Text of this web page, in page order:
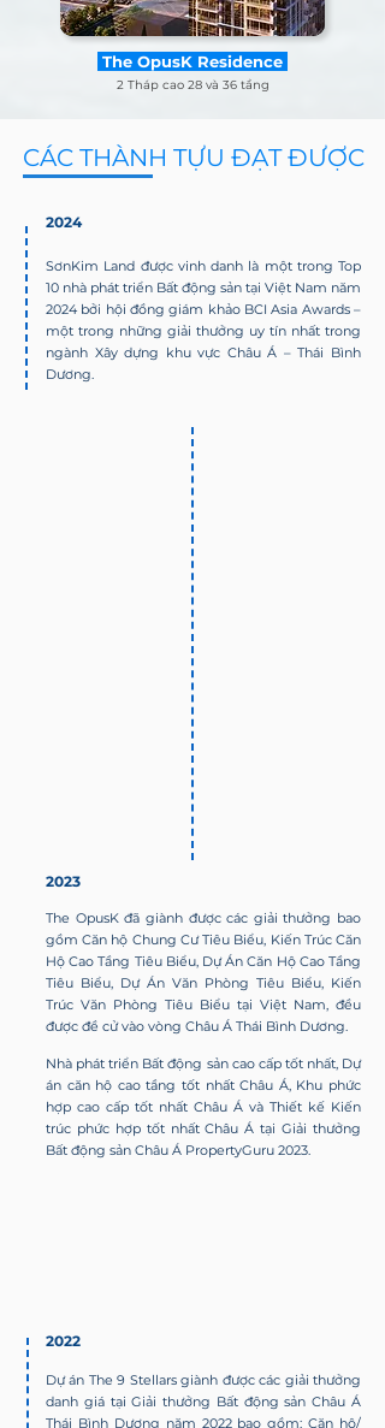
The OpusK Residence
2 Tháp cao 28 và 36 tầng
CÁC THÀNH TỰU ĐẠT ĐƯỢC
2024
SơnKim Land được vinh danh là một trong Top
10 nhà phát triển Bất động sản tại Việt Nam năm
2024 bởi hội đồng giám khảo BCI Asia Awards –
một trong những giải thưởng uy tín nhất trong
ngành Xây dựng khu vực Châu Á – Thái Bình
Dương.
2023
The OpusK đã giành được các giải thưởng bao
gồm Căn hộ Chung Cư Tiêu Biểu, Kiến Trúc Căn
Hộ Cao Tầng Tiêu Biểu, Dự Án Căn Hộ Cao Tầng
Tiêu Biểu, Dự Án Văn Phòng Tiêu Biểu, Kiến
Trúc Văn Phòng Tiêu Biểu tại Việt Nam, đều
được đề cử vào vòng Châu Á Thái Bình Dương.
Nhà phát triển Bất động sản cao cấp tốt nhất, Dự
án căn hộ cao tầng tốt nhất Châu Á, Khu phức
hợp cao cấp tốt nhất Châu Á và Thiết kế Kiến
trúc phức hợp tốt nhất Châu Á tại Giải thưởng
Bất động sản Châu Á PropertyGuru 2023.
2022
Dự án The 9 Stellars giành được các giải thưởng
danh giá tại Giải thưởng Bất động sản Châu Á
Thái Bình Dương năm 2022 bao gồm: Căn hộ/